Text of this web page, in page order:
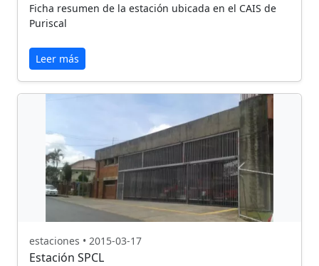
Ficha resumen de la estación ubicada en el CAIS de
Puriscal
Leer más
estaciones • 2015-03-17
Estación SPCL